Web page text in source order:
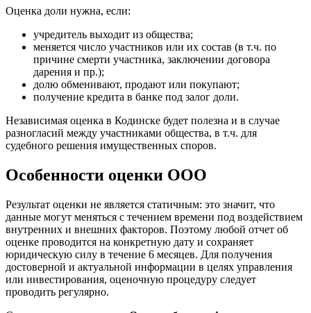
Оценка доли нужна, если:
учредитель выходит из общества;
меняется число участников или их состав (в т.ч. по
причине смерти участника, заключении договора
дарения и пр.);
долю обменивают, продают или покупают;
получение кредита в банке под залог доли.
Независимая оценка в Кодинске будет полезна и в случае
разногласий между участниками общества, в т.ч. для
судебного решения имущественных споров.
Особенности оценки ООО
Результат оценки не является статичным: это значит, что
данные могут меняться с течением времени под воздействием
внутренних и внешних факторов. Поэтому любой отчет об
оценке проводится на конкретную дату и сохраняет
юридическую силу в течение 6 месяцев. Для получения
достоверной и актуальной информации в целях управления
или инвестирования, оценочную процедуру следует
проводить регулярно.
Владивосток
Владимир
Волгоград
Волгодонск
Волжск
Вологда
Волоколамск
Волосово
Волхов
Воркута
Воронеж
Воскресенск
Воткинск
Всеволожск
Выборг
Выкса